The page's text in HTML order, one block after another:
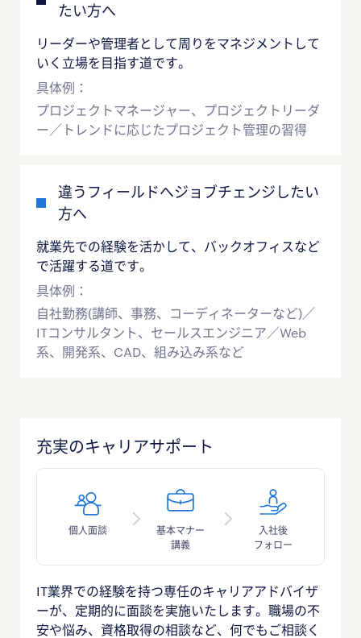
たい方へ
リーダーや管理者として周りをマネジメントして
いく立場を目指す道です。
具体例：
プロジェクトマネージャー、プロジェクトリーダ
ー／トレンドに応じたプロジェクト管理の習得
違うフィールドへジョブチェンジしたい
方へ
就業先での経験を活かして、バックオフィスなど
で活躍する道です。
具体例：
自社勤務(講師、事務、コーディネーターなど)／
ITコンサルタント、セールスエンジニア／Web
系、開発系、CAD、組み込み系など
充実のキャリアサポート
個人面談
基本マナー
講義
入社後
フォロー
IT業界での経験を持つ専任のキャリアアドバイザ
ーが、定期的に面談を実施いたします。職場の不
安や悩み、資格取得の相談など、何でもご相談く